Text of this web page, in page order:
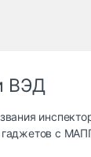
ВЭД
гаджетов с